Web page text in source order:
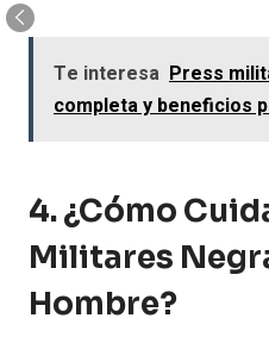
Te interesa Press
completa y beneficios
4. ¿Cómo
Militares
Hombre?